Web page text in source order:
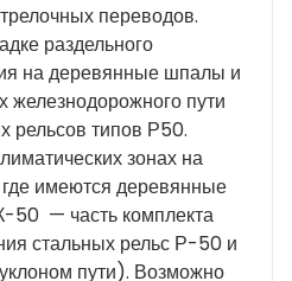
переводов.
раздельного
на деревянные шпалы и
железнодорожного пути
рельсов типов Р50.
зонах на
имеются деревянные
50 — часть комплекта
стальных рельс Р-50 и
пути). Возможно